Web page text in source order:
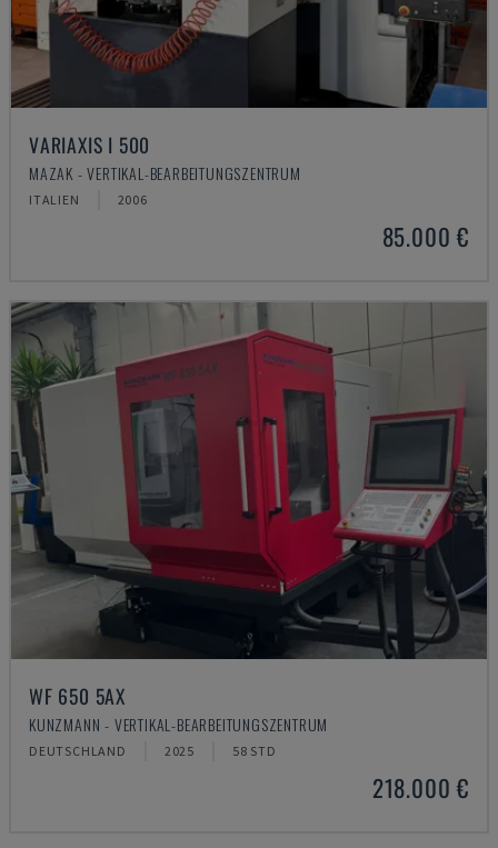
VARIAXIS I 500
MAZAK - VERTIKAL-BEARBEITUNGSZENTRUM
ITALIEN 2006
85.000 €
WF 650 5AX
KUNZMANN - VERTIKAL-BEARBEITUNGSZENTRUM
DEUTSCHLAND 2025 58 STD
218.000 €